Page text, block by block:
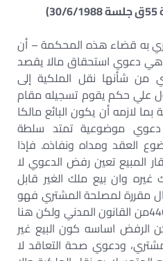
به قضاء هذه المحكمة – أن
دعوي استحقاق مالا يقصد
من شأنها نقل الملكية إلى
علي حكم يقوم تسجيله مقام
لازمه أن يكون البائع مالكا
دعوي موضوعية تمتد سلطة
العقد ومداه ونفاذه. فإذا
المبيع تعين رفض الدعوي لا
غيره وان بيع ملك الغير قابل
مقررة لمصلحة المشتري فهو
وحده الذي له طلبه طبقا 446/1من القانون المدني ولكن هنا
الرفض اساسه كون البيع غير
ودعوي صحة التعاقد لا